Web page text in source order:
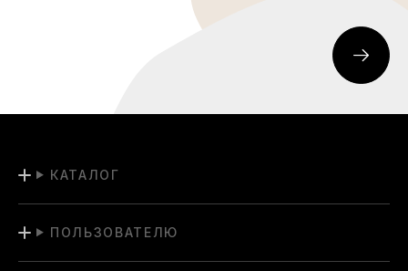
КАТАЛОГ
ПОЛЬЗОВАТЕЛЮ